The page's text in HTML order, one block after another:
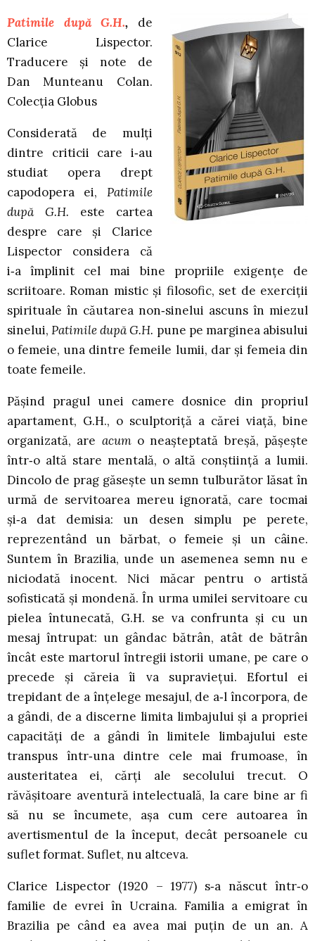
Patimile după G.H., de
Clarice Lispector.
Traducere și note de
Dan Munteanu Colan.
Colecția Globus
Considerată de mulţi
dintre criticii care i‑au
studiat opera drept
capodopera ei, Patimile
după G.H. este cartea
despre care şi Clarice
Lispector considera că
i‑a împlinit cel mai bine propriile exigenţe de
scriitoare. Roman mistic şi filosofic, set de exerciţii
spirituale în căutarea non‑sinelui ascuns în miezul
sinelui,Patimile după G.H. pune pe marginea abisului
o femeie, una dintre femeile lumii, dar şi femeia din
toate femeile.
Păşind pragul unei camere dosnice din propriul
apartament, G.H., o sculptoriţă a cărei viaţă, bine
organizată, are acumo neaşteptată breşă, păşeşte
într‑o altă stare mentală, o altă conştiinţă a lumii.
Dincolo de prag găseşte un semn tulburător lăsat în
urmă de servitoarea mereu ignorată, care tocmai
şi‑a dat demisia: un desen simplu pe perete,
reprezentând un bărbat, o femeie şi un câine.
Suntem în Brazilia, unde un asemenea semn nu e
niciodată inocent. Nici măcar pentru o artistă
sofisticată şi mondenă. În urma umilei servitoare cu
pielea întunecată, G.H. se va confrunta şi cu un
mesaj întrupat: un gândac bătrân, atât de bătrân
încât este martorul întregii istorii umane, pe care o
precede şi căreia îi va supravieţui. Efortul ei
trepidant de a înţelege mesajul, de a‑l încorpora, de
a gândi, de a discerne limita limbajului şi a propriei
capacităţi de a gândi în limitele limbajului este
transpus într‑una dintre cele mai frumoase, în
austeritatea ei, cărţi ale secolului trecut. O
răvăşitoare aventură intelectuală, la care bine ar fi
să nu se încumete, aşa cum cere autoarea în
avertismentul de la început, decât persoanele cu
suflet format. Suflet, nu altceva.
Clarice Lispector (1920 – 1977) s‑a născut într‑o
familie de evrei în Ucraina. Familia a emigrat în
Brazilia pe când ea avea mai puţin de un an. A